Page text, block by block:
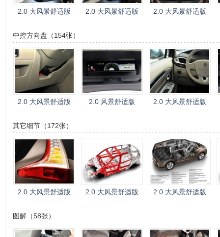
2.0 大风景舒适版 2.0 大风景舒适版 2.0 大风景舒适版
中控方向盘（154张）
2.0 大风景舒适版 2.0 风景舒适版 2.0 大风景舒适版
其它细节（172张）
2.0 大风景舒适版 2.0 大风景舒适版 2.0 大风景舒适版
图解（58张）